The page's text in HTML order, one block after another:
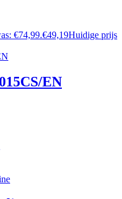
€74,99.€49,19Huidige prijs
EN